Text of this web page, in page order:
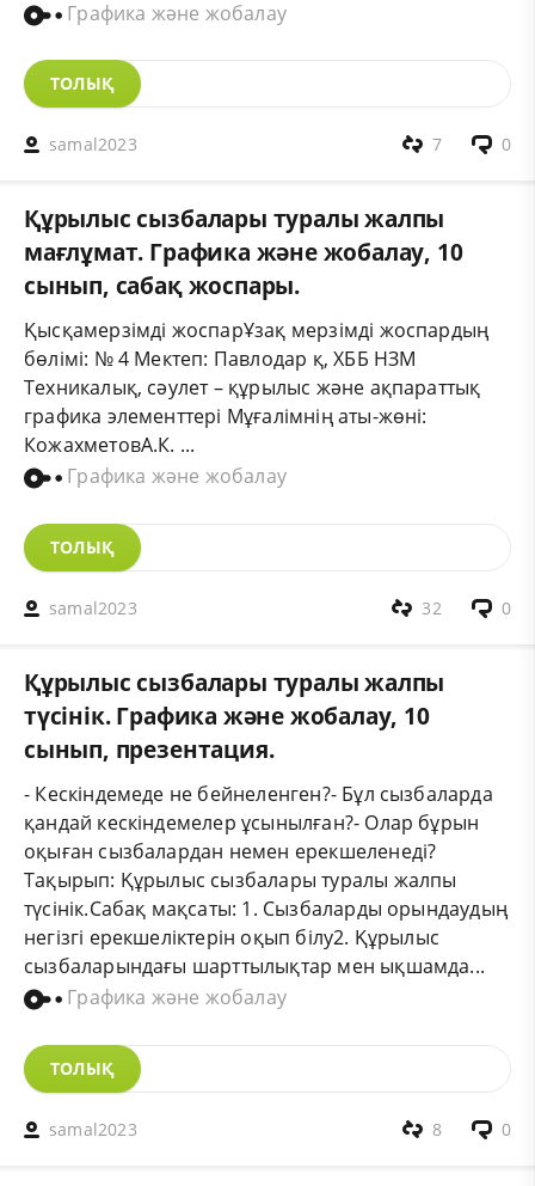
Графика және жобалау
ТОЛЫҚ
samal2023 0
7
Құрылыс сызбалары туралы жалпы
мағлұмат. Графика және жобалау, 10
сынып, сабақ жоспары.
Қысқамерзімді жоспарҰзақ мерзімді жоспардың
бөлімі: № 4 Мектеп: Павлодар қ, ХББ НЗМ
Техникалық, сәулет – құрылыс және ақпараттық
графика элементтері Мұғалімнің аты-жөні:
КожахметовА.К. ...
Графика және жобалау
ТОЛЫҚ
samal2023 0
32
Құрылыс сызбалары туралы жалпы
түсінік. Графика және жобалау, 10
сынып, презентация.
- Кескіндемеде не бейнеленген?- Бұл сызбаларда
қандай кескіндемелер ұсынылған?- Олар бұрын
оқыған сызбалардан немен ерекшеленеді?
Тақырып: Құрылыс сызбалары туралы жалпы
түсінік.Сабақ мақсаты: 1. Сызбаларды орындаудың
негізгі ерекшеліктерін оқып білу2. Құрылыс
сызбаларындағы шарттылықтар мен ықшамда...
Графика және жобалау
ТОЛЫҚ
samal2023 0
8